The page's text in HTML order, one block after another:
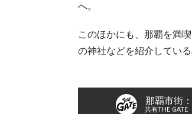
へ。
このほかにも、那覇を満
の神社などを紹介してい